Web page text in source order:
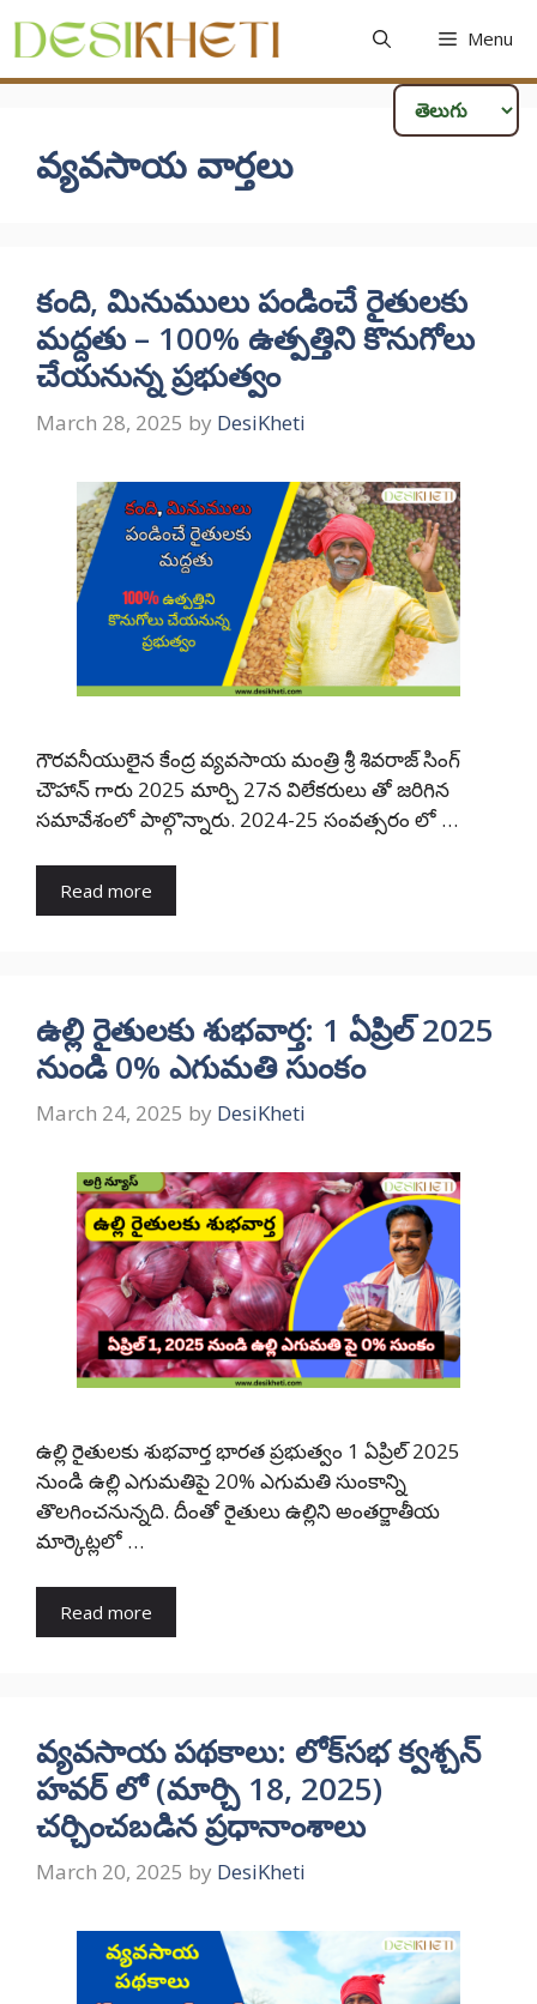
content
Menu
వ్యవసాయ వార్తలు
కంది, మినుములు పండించే రైతులకు
మద్దతు – 100% ఉత్పత్తిని కొనుగోలు
చేయనున్న ప్రభుత్వం
March 28, 2025 by DesiKheti
గౌరవనీయులైన కేంద్ర వ్యవసాయ మంత్రి శ్రీ శివరాజ్ సింగ్
చౌహాన్ గారు 2025 మార్చి 27న విలేకరులు తో జరిగిన
సమావేశంలో పాల్గొన్నారు. 2024-25 సంవత్సరం లో …
Read more
ఉల్లి రైతులకు శుభవార్త: 1 ఏప్రిల్ 2025
నుండి 0% ఎగుమతి సుంకం
March 24, 2025 by DesiKheti
ఉల్లి రైతులకు శుభవార్త భారత ప్రభుత్వం 1 ఏప్రిల్ 2025
నుండి ఉల్లి ఎగుమతిపై 20% ఎగుమతి సుంకాన్ని
తొలగించనున్నది. దీంతో రైతులు ఉల్లిని అంతర్జాతీయ
మార్కెట్లలో …
Read more
వ్యవసాయ పథకాలు: లోక్‌సభ క్వశ్చన్
హవర్ లో (మార్చి 18, 2025)
చర్చించబడిన ప్రధానాంశాలు
March 20, 2025 by DesiKheti